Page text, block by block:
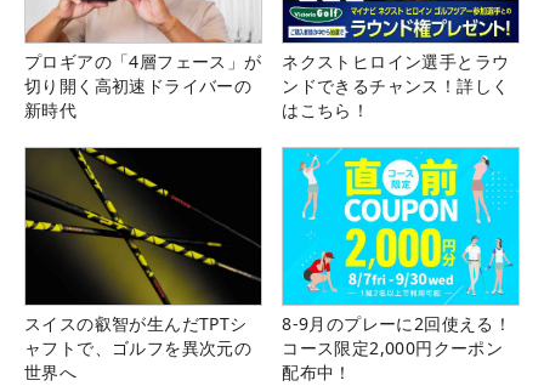
プロギアの「4層フェース」が
切り開く高初速ドライバーの
新時代
ネクストヒロイン選手とラウ
ンドできるチャンス！詳しく
はこちら！
スイスの叡智が生んだTPTシ
ャフトで、ゴルフを異次元の
世界へ
8-9月のプレーに2回使える！
コース限定2,000円クーポン
配布中！